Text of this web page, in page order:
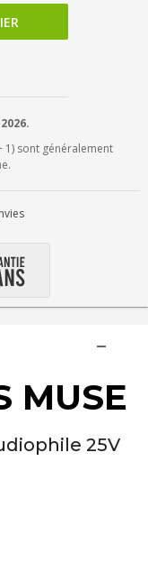
1) sont généralement
MUSE
25V